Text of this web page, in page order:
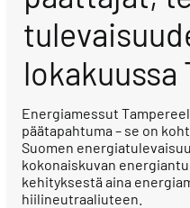
lokakuussa
Energiamessut
päätapahtuma – se on
Suomen
kokonaiskuvan
kehityksestä aina
hiilineutraaliuteen.